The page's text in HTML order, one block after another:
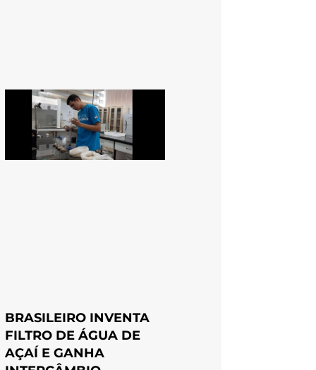
BRASILEIRO INVENTA
FILTRO DE ÁGUA DE
AÇAÍ E GANHA